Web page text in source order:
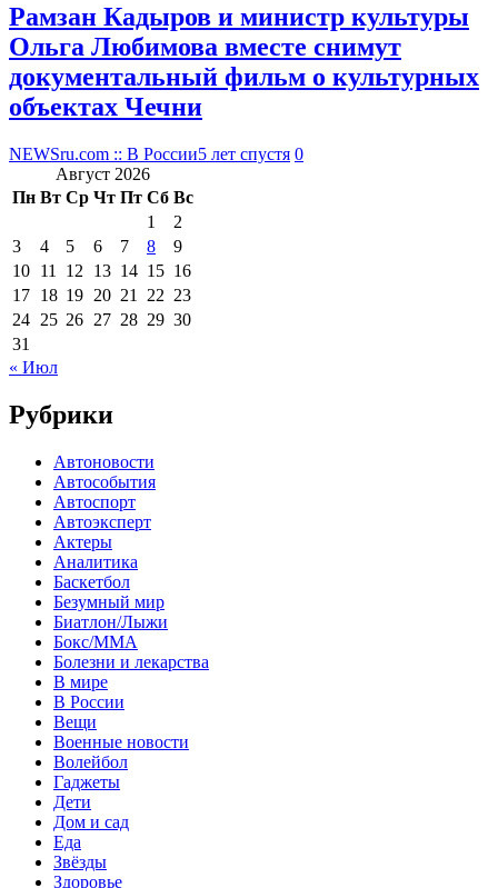
Рамзан Кадыров и министр культуры
Ольга Любимова вместе снимут
документальный фильм о культурных
объектах Чечни
NEWSru.com :: В России5 лет спустя 0
Август 2026
Пн Вт Ср Чт Пт Сб Вс
1
2
3
4 5 6 7 8
9
10 11 12 13 14 15 16
17 18 19 20 21 22 23
24 25 26 27 28 29 30
31
« Июл
Рубрики
Автоновости
Автособытия
Автоспорт
Автоэксперт
Актеры
Аналитика
Баскетбол
Безумный мир
Биатлон/Лыжи
Бокс/MMA
Болезни и лекарства
В мире
В России
Вещи
Военные новости
Волейбол
Гаджеты
Дети
Дом и сад
Еда
Звёзды
Здоровье